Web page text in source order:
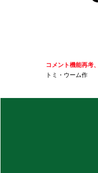
コメント機能再考
トミ・ウーム作